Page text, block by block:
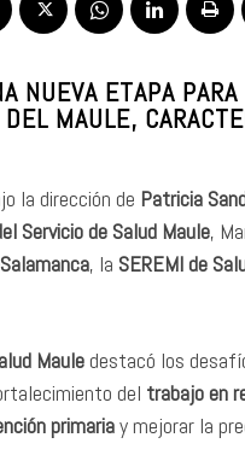
NUEVA ETAPA
MAULE,
la dirección de Patricia
Servicio de Salud Maule,
, la SEREMI de
Mauledestacó los
del trabajo en
primariay mejorar la